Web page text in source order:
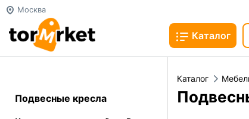
Москва
Каталог
Подвесные кресла
Каталог